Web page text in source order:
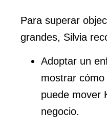
Para superar
grandes, Silvia
Adoptar un
mostrar
puede mover
negocio.